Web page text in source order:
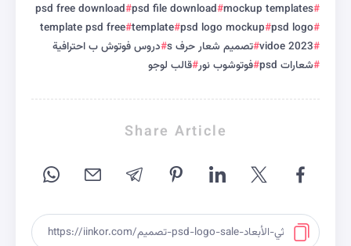
mockup templates
psd file download
psd free download
psd logo
psd logo mockup
template
template psd free
vidoe 2023 تصميم شعار حرف s
دروس فوتوش ب احترافية
شعارات psd
فوتوشوب نور قالب لوجو
Share Article